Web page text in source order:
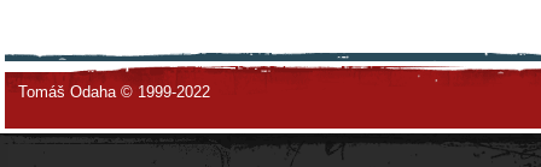
Tomáš Odaha © 1999-2022